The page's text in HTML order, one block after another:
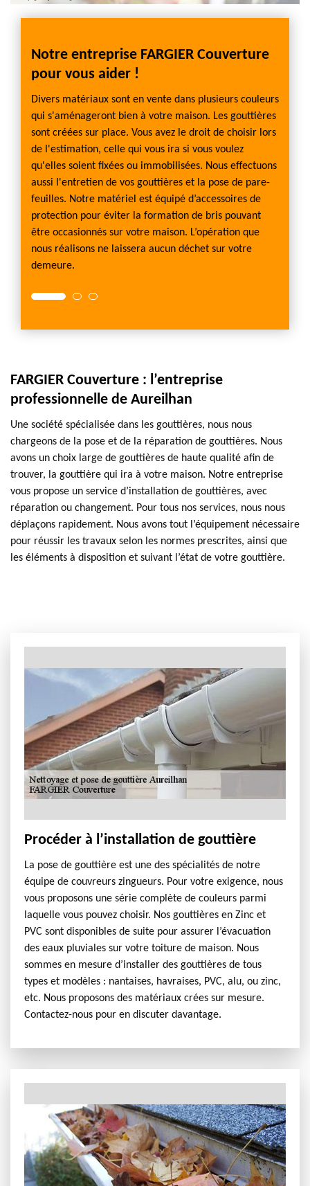
Notre entreprise FARGIER Couverture
pour vous aider !
Divers matériaux sont en vente dans plusieurs couleurs
qui s'aménageront bien à votre maison. Les gouttières
sont créées sur place. Vous avez le droit de choisir lors
de l'estimation, celle qui vous ira si vous voulez
qu'elles soient fixées ou immobilisées. Nous effectuons
aussi l'entretien de vos gouttières et la pose de pare-
feuilles. Notre matériel est équipé d’accessoires de
protection pour éviter la formation de bris pouvant
être occasionnés sur votre maison. L’opération que
nous réalisons ne laissera aucun déchet sur votre
demeure.
FARGIER Couverture : l’entreprise
professionnelle de Aureilhan
Une société spécialisée dans les gouttières, nous nous
chargeons de la pose et de la réparation de gouttières. Nous
avons un choix large de gouttières de haute qualité afin de
trouver, la gouttière qui ira à votre maison. Notre entreprise
vous propose un service d’installation de gouttières, avec
réparation ou changement. Pour tous nos services, nous nous
déplaçons rapidement. Nous avons tout l’équipement nécessaire
pour réussir les travaux selon les normes prescrites, ainsi que
les éléments à disposition et suivant l’état de votre gouttière.
Procéder à l’installation de gouttière
La pose de gouttière est une des spécialités de notre
équipe de couvreurs zingueurs. Pour votre exigence, nous
vous proposons une série complète de couleurs parmi
laquelle vous pouvez choisir. Nos gouttières en Zinc et
PVC sont disponibles de suite pour assurer l’évacuation
des eaux pluviales sur votre toiture de maison. Nous
sommes en mesure d’installer des gouttières de tous
types et modèles : nantaises, havraises, PVC, alu, ou zinc,
etc. Nous proposons des matériaux crées sur mesure.
Contactez-nous pour en discuter davantage.